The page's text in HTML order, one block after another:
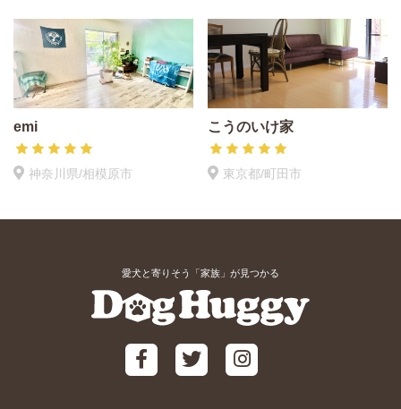
emi
神奈川県/相模原市
こうのいけ家
東京都/町田市
愛犬と寄りそう「家族」が見つかる